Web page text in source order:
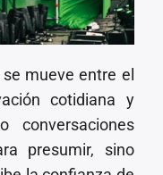
mueve entre el
cotidiana y
conversaciones
presumir, sino